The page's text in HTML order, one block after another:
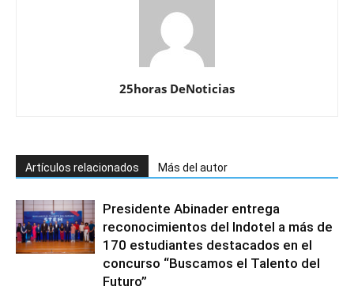
25horas DeNoticias
Artículos relacionados Más del autor
Presidente Abinader entrega
reconocimientos del Indotel a más de
170 estudiantes destacados en el
concurso “Buscamos el Talento del
Futuro”